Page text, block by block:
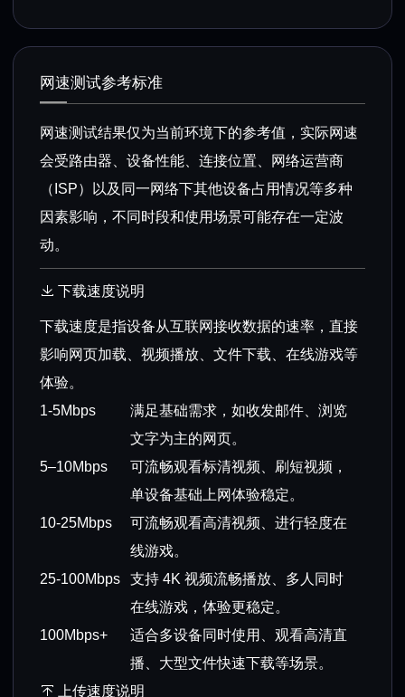
网速测试参考标准
网速测试结果仅为当前环境下的参考值，实际网速
会受路由器、设备性能、连接位置、网络运营商
（ISP）以及同一网络下其他设备占用情况等多种
因素影响，不同时段和使用场景可能存在一定波
动。
下载速度说明
下载速度是指设备从互联网接收数据的速率，直接
影响网页加载、视频播放、文件下载、在线游戏等
体验。
1-5Mbps
满足基础需求，如收发邮件、浏览
文字为主的网页。
5–10Mbps
可流畅观看标清视频、刷短视频，
单设备基础上网体验稳定。
10-25Mbps
可流畅观看高清视频、进行轻度在
线游戏。
25-100Mbps
支持 4K 视频流畅播放、多人同时
在线游戏，体验更稳定。
100Mbps+
适合多设备同时使用、观看高清直
播、大型文件快速下载等场景。
上传速度说明